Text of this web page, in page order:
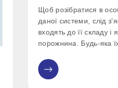
Щоб розібратися в
даної системи, слід
входять до її складу і
порожнина. Будь-яка
відбувається
елементів перед